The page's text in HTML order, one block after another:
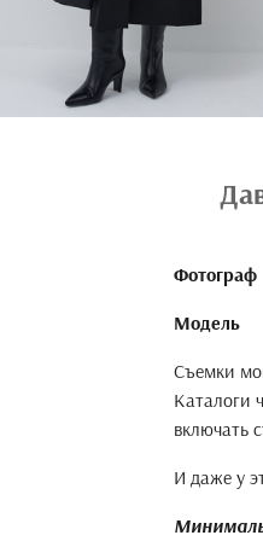
Фотограф
Модель
Съемки
Каталоги
включать
И даже у